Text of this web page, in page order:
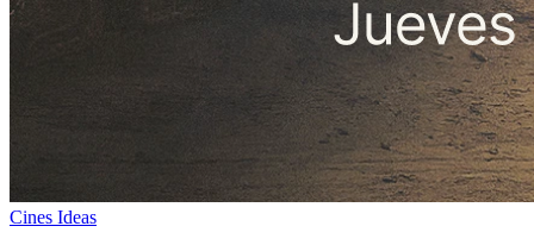
Cines Ideas